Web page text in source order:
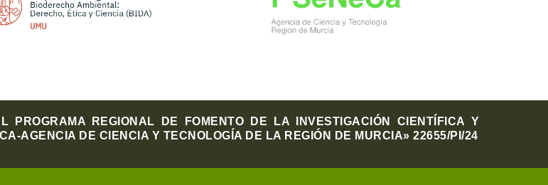
PROGRAMA REGIONAL DE FOMENTO DE LA INVESTIGACIÓN CIENTÍFICA Y
AGENCIA DE CIENCIA Y TECNOLOGÍA DE LA REGIÓN DE MURCIA» 22655/PI/24